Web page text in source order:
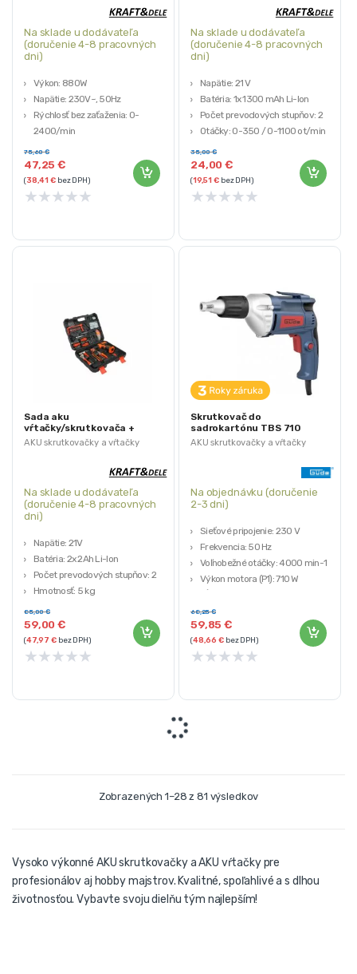
Na sklade u dodávateľa
(doručenie 4-8 pracovných
dni)
Výkon: 880W
Napätie: 230V~, 50Hz
Rýchlosť bez zaťaženia: 0-
2400/min
Medzera bitu: 6,35 mm
Hmotnosť: 2,3 kg
47,25€
75,60€
(38,41€bez DPH)
★★★★★
Na sklade u dodávateľa
(doručenie 4-8 pracovných
dni)
Napätie: 21 V
Batéria: 1x 1300 mAh Li-Ion
Počet prevodových stupňov: 2
Otáčky: 0-350 / 0-1100 ot/min
Max. krútiaci moment: 30 Nm
24,00€
35,00€
(19,51€bez DPH)
★★★★★
AKU skrutkovačky a vŕtačky
Sada aku
vŕtačky/skrutkovača +
príslušenstvo, 21V, 2Ah |
Na sklade u dodávateľa
(doručenie 4-8 pracovných
dni)
Napätie: 21V
Batéria: 2x 2Ah Li-Ion
Počet prevodových stupňov: 2
Hmotnosť: 5 kg
59,00€
85,00€
(47,97€bez DPH)
★★★★★
AKU skrutkovačky a vŕtačky
Skrutkovač do
sadrokartónu TBS 710
Güde | 230 V
Na objednávku (doručenie
2-3 dni)
Sieťové pripojenie: 230 V
Frekvencia: 50 Hz
Voľnobežné otáčky: 4000 min-1
Výkon motora (P1): 710 W
59,85€
68,25€
(48,66€bez DPH)
★★★★★
Zobrazených 1–28 z 81 výsledkov
Vysoko výkonné AKU skrutkovačky a AKU vŕtačky pre
profesionálov aj hobby majstrov. Kvalitné, spoľahlivé a s dlhou
životnosťou. Vybavte svoju dielňu tým najlepším!